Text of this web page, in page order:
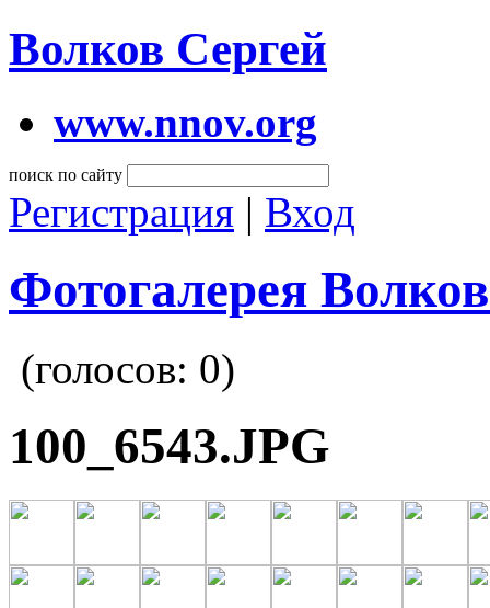
Волков Сергей
www.nnov.org
поиск по сайту
Регистрация | Вход
Фотогалерея
(голосов: 0)
100_6543.JPG